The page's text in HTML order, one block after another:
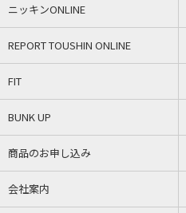
ニッキンONLINE
REPORT TOUSHIN ONLINE
FIT
BUNK UP
商品のお申し込み
会社案内